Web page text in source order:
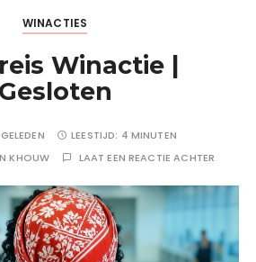
WINACTIES
Winactie |
Gesloten
LEESTIJD: 4 MINUTEN
KHOUW LAAT EEN REACTIE ACHTER